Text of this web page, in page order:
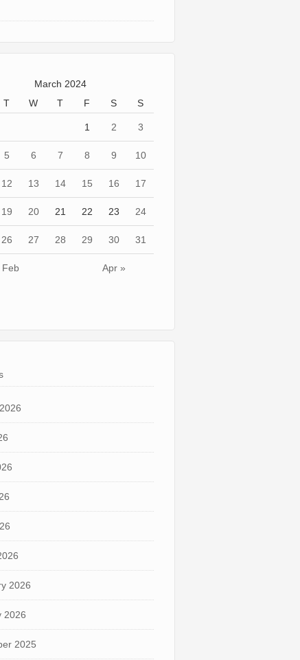
March 2024
T W T F S S
Feb Apr »
1 2 3
5 6 7 8 9 10
12 13 14 15 16 17
19 20 21 22 23 24
26 27 28 29 30 31
2026
2026
2025